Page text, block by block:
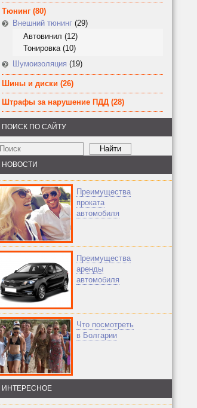
Тюнинг (80)
Внешний тюнинг (29)
Автовинил (12)
Тонировка(10)
Шумоизоляция (19)
Шины и диски (26)
Штрафы за нарушение ПДД (28)
ПОИСК ПО САЙТУ
НОВОСТИ
Преимущества
проката
автомобиля
Преимущества
аренды
автомобиля
Что посмотреть
в Болгарии
ИНТЕРЕСНОЕ